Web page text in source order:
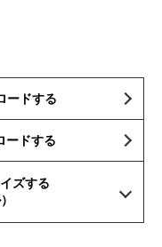
ードする
ードする
ズする